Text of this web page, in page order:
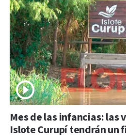
Mes de las infancias: las
Islote Curupí tendrán un